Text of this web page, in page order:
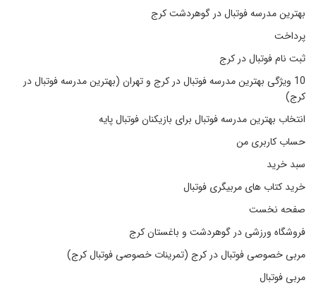
بهترین مدرسه فوتبال در گوهردشت کرج
پرداخت
ثبت نام فوتبال در کرج
10 ویژگی بهترین مدرسه فوتبال در کرج و تهران (بهترین مدرسه فوتبال در
کرج)
انتخاب بهترین مدرسه فوتبال برای بازیکنان فوتبال پایه
حساب کاربری من
سبد خرید
خرید کتاب های مربیگری فوتبال
صفحه نخست
فروشگاه ورزشی در گوهردشت و باغستان کرج
مربی خصوصی فوتبال در کرج (تمرینات خصوصی فوتبال کرج)
مربی فوتبال